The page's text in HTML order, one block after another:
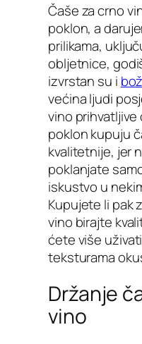
Čaše za crno
poklon, a
prilikama,
obljetnice,
izvrstan su i
većina ljudi
vino
poklon kupuju
kvalitetnije, jer
poklanjate
iskustvo u
Kupujete li pak
vino birajte
ćete više
teksturama
Držanje
vino